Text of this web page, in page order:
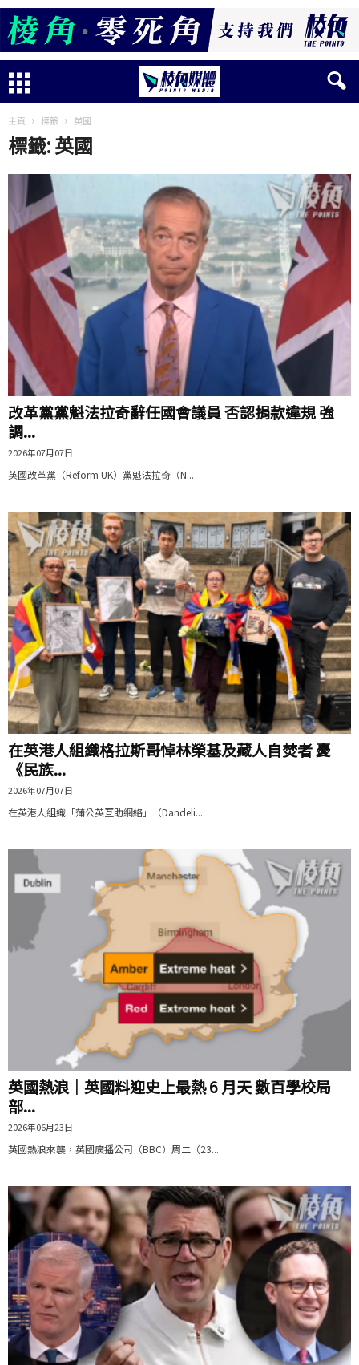
主頁 標籤 英國
標籤: 英國
改革黨黨魁法拉奇辭任國會議員 否認捐款違規 強
調...
2026年07月07日
英國改革黨（Reform UK）黨魁法拉奇（N...
在英港人組織格拉斯哥悼林榮基及藏人自焚者 憂
《民族...
2026年07月07日
在英港人組織「蒲公英互助網絡」（Dandeli...
英國熱浪｜英國料迎史上最熱 6 月天 數百學校局
部...
2026年06月23日
英國熱浪來襲，英國廣播公司（BBC）周二（23...